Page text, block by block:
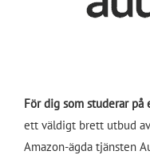
För dig som studerar på
ett väldigt brett utbud
Amazon-ägda tjänsten